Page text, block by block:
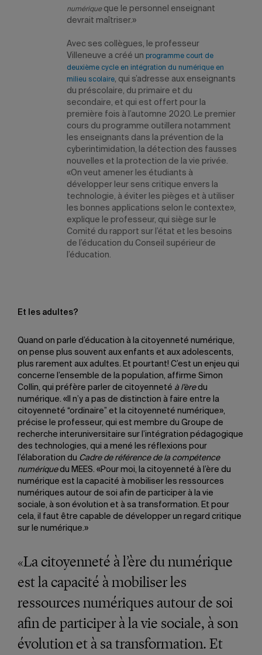
numériqueque le personnel enseignant
devrait maîtriser.»
Avec ses collègues, le professeur
Villeneuve a créé un programme court de
deuxième cycle en intégration du numérique en
milieu scolaire, qui s’adresse aux enseignants
du préscolaire, du primaire et du
secondaire, et qui est offert pour la
première fois à l’automne 2020. Le premier
cours du programme outillera notamment
les enseignants dans la prévention de la
cyberintimidation, la détection des fausses
nouvelles et la protection de la vie privée.
«On veut amener les étudiants à
développer leur sens critique envers la
technologie, à éviter les pièges et à utiliser
les bonnes applications selon le contexte»,
explique le professeur, qui siège sur le
Comité du rapport sur l’état et les besoins
de l’éducation du Conseil supérieur de
l’éducation.
Et les adultes?
Quand on parle d’éducation à la citoyenneté numérique,
on pense plus souvent aux enfants et aux adolescents,
plus rarement aux adultes. Et pourtant! C’est un enjeu qui
concerne l’ensemble de la population, affirme Simon
Collin, qui préfère parler de citoyenneté à l’èredu
numérique. «Il n’y a pas de distinction à faire entre la
citoyenneté “ordinaire” et la citoyenneté numérique»,
précise le professeur, qui est membre du Groupe de
recherche interuniversitaire sur l’intégration pédagogique
des technologies, qui a mené les réflexions pour
l’élaboration du Cadre de référence de la compétence
numériquedu MEES. «Pour moi, la citoyenneté à l’ère du
numérique est la capacité à mobiliser les ressources
numériques autour de soi afin de participer à la vie
sociale, à son évolution et à sa transformation. Et pour
cela, il faut être capable de développer un regard critique
sur le numérique.»
«La citoyenneté à l’ère du numérique
est la capacité à mobiliser les
ressources numériques autour de soi
afin de participer à la vie sociale, à son
évolution et à sa transformation. Et